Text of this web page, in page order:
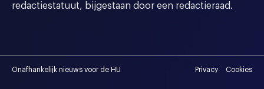
redactiestatuut, bijgestaan door een redactieraad.
Onafhankelijk nieuws voor de HU Privacy Cookies